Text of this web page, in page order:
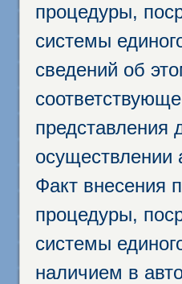
процедуры,
системы
сведений об
представления
осуществлении
Факт внесения
процедуры,
системы
наличием в